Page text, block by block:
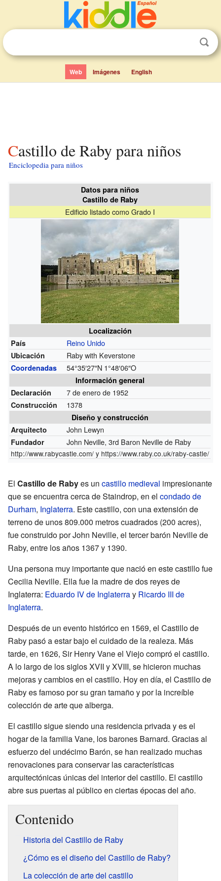
Web Imágenes English
Castillo de Raby para niños
Enciclopedia para niños
Datos para niños
Castillo de Raby
Edificio listado como Grado I
Localización
País
Reino Unido
Ubicación Raby with Keverstone
Coordenadas 54°35′27″N 1°48′06″O
Información general
Declaración
7 de enero de 1952
Construcción 1378
Diseño y construcción
Arquitecto
John Lewyn
Fundador John Neville, 3rd Baron Neville de Raby
http://www.rabycastle.com/ y https://www.raby.co.uk/raby-castle/
El Castillo de Rabyes un castillo medieval impresionante
que se encuentra cerca de Staindrop, en el condado de
Durham, Inglaterra. Este castillo, con una extensión de
terreno de unos 809.000 metros cuadrados (200 acres),
fue construido por John Neville, el tercer barón Neville de
Raby, entre los años 1367 y 1390.
Una persona muy importante que nació en este castillo fue
Cecilia Neville. Ella fue la madre de dos reyes de
Inglaterra: Eduardo IV de Inglaterray Ricardo III de
Inglaterra.
Después de un evento histórico en 1569, el Castillo de
Raby pasó a estar bajo el cuidado de la realeza. Más
tarde, en 1626, Sir Henry Vane el Viejo compró el castillo.
A lo largo de los siglos XVII y XVIII, se hicieron muchas
mejoras y cambios en el castillo. Hoy en día, el Castillo de
Raby es famoso por su gran tamaño y por la increíble
colección de arte que alberga.
El castillo sigue siendo una residencia privada y es el
hogar de la familia Vane, los barones Barnard. Gracias al
esfuerzo del undécimo Barón, se han realizado muchas
renovaciones para conservar las características
arquitectónicas únicas del interior del castillo. El castillo
abre sus puertas al público en ciertas épocas del año.
Contenido
Historia del Castillo de Raby
¿Cómo es el diseño del Castillo de Raby?
La colección de arte del castillo